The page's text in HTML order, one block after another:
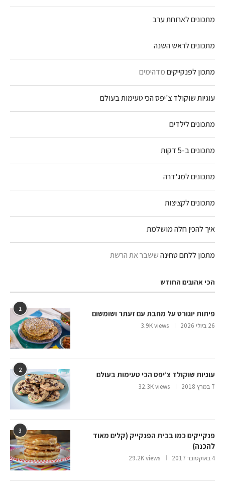
מתכונים לארוחת ערב
מתכונים לראש השנה
מתכון לפנקייקיםמדהימים
עוגיות שוקולד צ'יפס הכי טעימות בעולם
מתכונים לילדים
מתכונים ב-5 דקות
מתכונים למג'דרה
מתכונים לקציצות
איך להכין חלה מושלמת
מתכון ללחם טחינהששבר את הרשת
הכי אהובים החודש
1
פיתות יוגורט על מחבת עם זעתר ושומשום
26 ביולי 2026 3.9K views
2
עוגיות שוקולד צ’יפס הכי טעימות בעולם
7 במרץ 2018 32.3K views
3
פנקייקים כמו בבית הפנקייק (קלים מאוד
להכנה)
4 באוקטובר 2017 29.2K views